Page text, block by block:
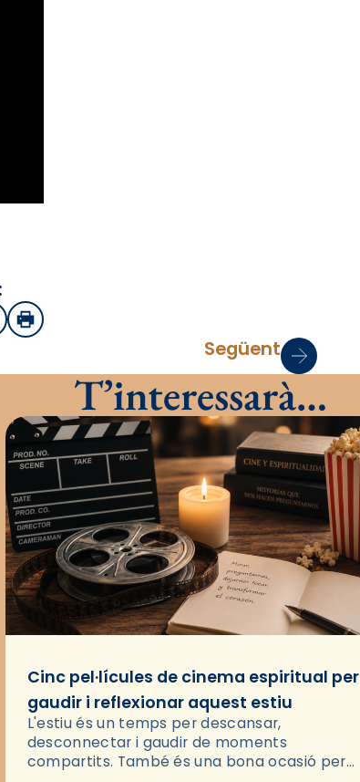
Imprimir
Següent
T’interessarà…
Cinc pel·lícules de cinema espiritual per
gaudir i reflexionar aquest estiu
L'estiu és un temps per descansar,
desconnectar i gaudir de moments
compartits. També és una bona ocasió per